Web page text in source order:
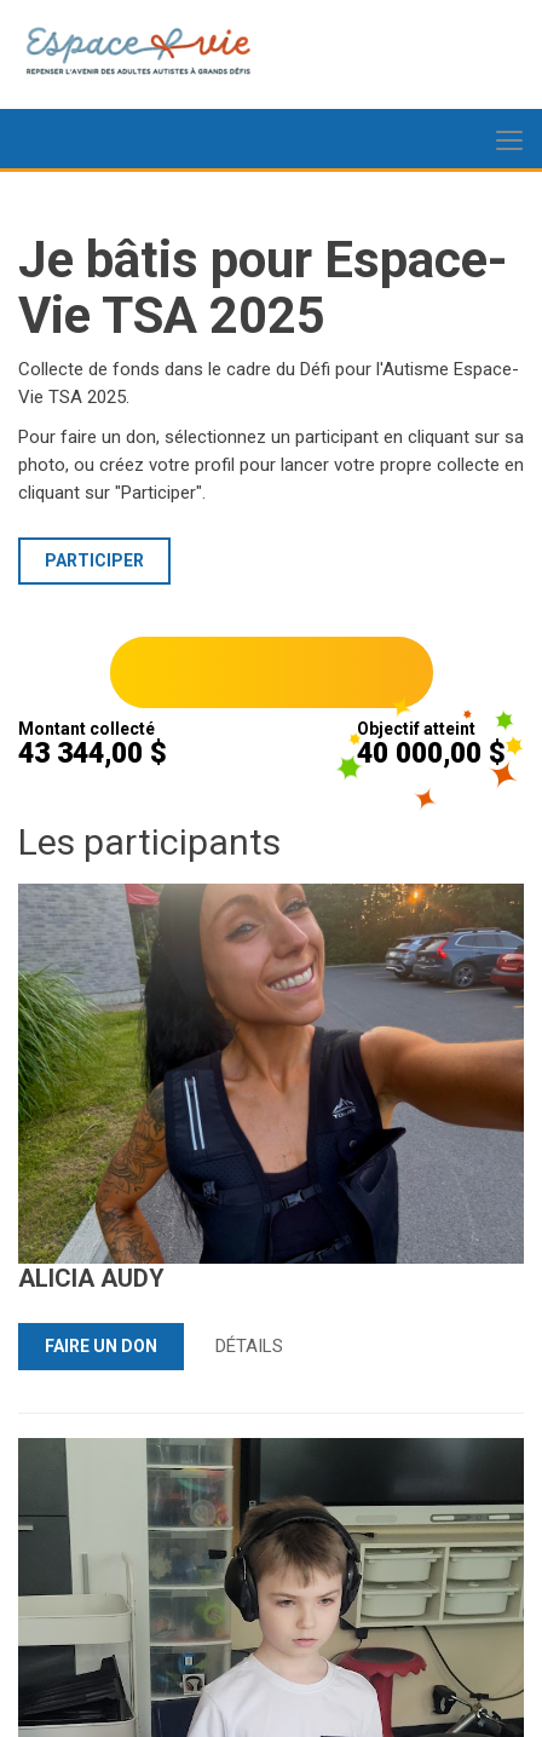
Je bâtis pour Espace-
Vie TSA 2025
Collecte de fonds dans le cadre du Défi pour l'Autisme Espace-
Vie TSA 2025.
Pour faire un don, sélectionnez un participant en cliquant sur sa
photo, ou créez votre profil pour lancer votre propre collecte en
cliquant sur "Participer".
PARTICIPER
Montant collecté
43 344,00 $
Objectif atteint
40 000,00 $
Les participants
ALICIA AUDY
FAIRE UN DON DÉTAILS